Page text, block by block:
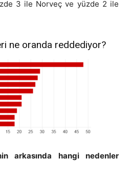
3 ile Norveç ve yüzde 2 ile
ne oranda reddediyor?
arkasında hangi nedenler